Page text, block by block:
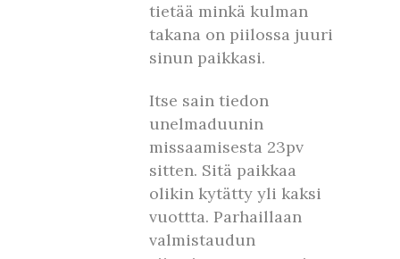
tietää minkä kulman
takana on piilossa juuri
sinun paikkasi.
Itse sain tiedon
unelmaduunin
missaamisesta 23pv
sitten. Sitä paikkaa
olikin kytätty yli kaksi
vuottta. Parhaillaan
valmistaudun